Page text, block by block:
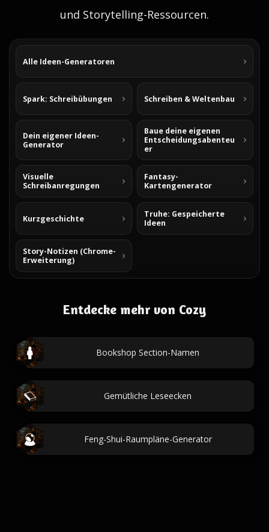
und Storytelling-Ressourcen.
Alle Ideen-Generatoren
Spark: Schreibübungen Schreiben & Weltenbau
Dein eigener Ideen-
Generator
Baue deine eigenen
Entscheidungsabenteu
er
Visuelle
Schreibanregungen
Fantasy-
Kartengenerator
Kurzgeschichte
Truhe: Gespeicherte
Ideen
Story-Notizen (Chrome-
Erweiterung)
Entdecke mehr von Cozy
Bookshop Section-Namen
Gemütliche Leseecken
Feng-Shui-Raumpläne-Generator